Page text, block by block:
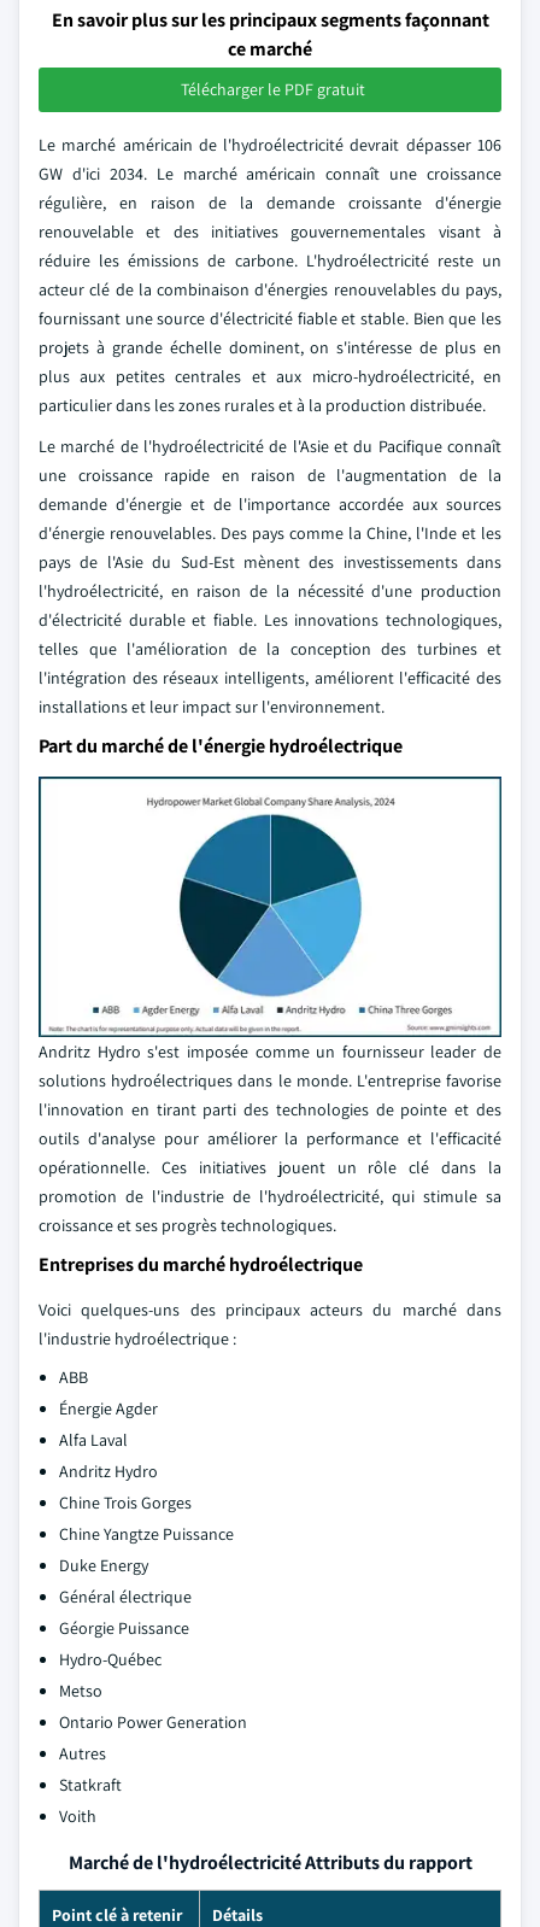
En savoir plus sur les principaux segments façonnant
ce marché
Télécharger le PDF gratuit
Le marché américain de l'hydroélectricité devrait dépasser 106
GW d'ici 2034. Le marché américain connaît une croissance
régulière, en raison de la demande croissante d'énergie
renouvelable et des initiatives gouvernementales visant à
réduire les émissions de carbone. L'hydroélectricité reste un
acteur clé de la combinaison d'énergies renouvelables du pays,
fournissant une source d'électricité fiable et stable. Bien que les
projets à grande échelle dominent, on s'intéresse de plus en
plus aux petites centrales et aux micro-hydroélectricité, en
particulier dans les zones rurales et à la production distribuée.
Le marché de l'hydroélectricité de l'Asie et du Pacifique connaît
une croissance rapide en raison de l'augmentation de la
demande d'énergie et de l'importance accordée aux sources
d'énergie renouvelables. Des pays comme la Chine, l'Inde et les
pays de l'Asie du Sud-Est mènent des investissements dans
l'hydroélectricité, en raison de la nécessité d'une production
d'électricité durable et fiable. Les innovations technologiques,
telles que l'amélioration de la conception des turbines et
l'intégration des réseaux intelligents, améliorent l'efficacité des
installations et leur impact sur l'environnement.
Part du marché de l'énergie hydroélectrique
Andritz Hydro s'est imposée comme un fournisseur leader de
solutions hydroélectriques dans le monde. L'entreprise favorise
l'innovation en tirant parti des technologies de pointe et des
outils d'analyse pour améliorer la performance et l'efficacité
opérationnelle. Ces initiatives jouent un rôle clé dans la
promotion de l'industrie de l'hydroélectricité, qui stimule sa
croissance et ses progrès technologiques.
Entreprises du marché hydroélectrique
Voici quelques-uns des principaux acteurs du marché dans
l'industrie hydroélectrique :
ABB
Énergie Agder
Alfa Laval
Andritz Hydro
Chine Trois Gorges
Chine Yangtze Puissance
Duke Energy
Général électrique
Géorgie Puissance
Hydro-Québec
Metso
Ontario Power Generation
Autres
Statkraft
Voith
Marché de l'hydroélectricité Attributs du rapport
Point clé à retenir Détails